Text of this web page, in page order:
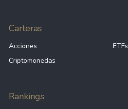
VUSD 45.89%
Carteras
Acciones
ETFs
Criptomonedas
Rankings